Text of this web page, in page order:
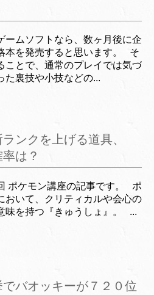
ームソフトなら、数ヶ月後に企
本を発売すると思います。 そ
ことで、通常のプレイでは気づ
た裏技や小技などの...
ンクを上げる道具、
は？
ポケモン講座の記事です。 ポ
おいて、クリティカルや会心の
味を持つ『きゅうしょ』。 ...
バオッキーが７２０位